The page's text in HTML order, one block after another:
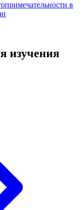
в
изучения